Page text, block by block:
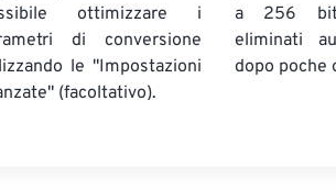
ottimizzare i
di conversione
le "Impostazioni
(facoltativo).
a 256
eliminati
dopo poche